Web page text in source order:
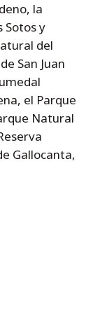
la
Sotos y
del
San Juan
el Parque
Natural
Gallocanta,